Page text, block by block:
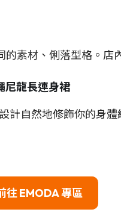
素材、俐落型格。店
尼龍長連身裙
計自然地修飾你的身
往EMODA專區